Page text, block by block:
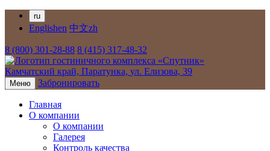
ru
Englishen 中文zh
8 (800) 301-28-88 8 (415) 317-48-32
Камчатский край, Паратунка, ул. Елизова, 39
Меню Забронировать
Главная
О компании
О компании
Галерея
Контроль качества